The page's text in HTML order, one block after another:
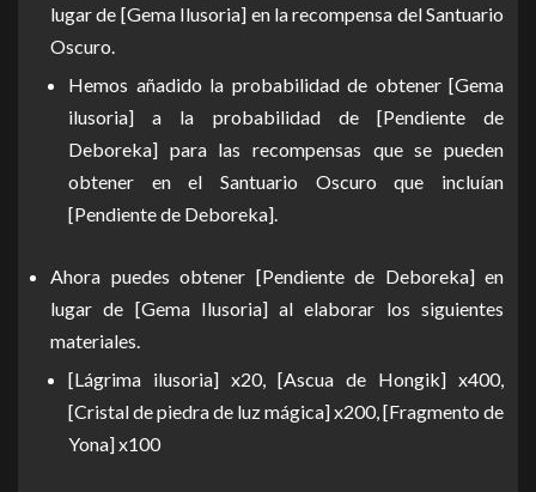
lugar de [Gema Ilusoria] en la recompensa del Santuario
Oscuro.
Hemos añadido la probabilidad de obtener [Gema
ilusoria] a la probabilidad de [Pendiente de
Deboreka] para las recompensas que se pueden
obtener en el Santuario Oscuro que incluían
[Pendiente de Deboreka].
Ahora puedes obtener [Pendiente de Deboreka] en
lugar de [Gema Ilusoria] al elaborar los siguientes
materiales.
[Lágrima ilusoria] x20, [Ascua de Hongik] x400,
[Cristal de piedra de luz mágica] x200, [Fragmento de
Yona] x100